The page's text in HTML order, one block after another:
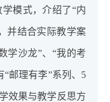
模式，介绍了“内
并结合实际教学案
学沙龙”、“我的考
邮理有李”系列、5
效果与教学反思方